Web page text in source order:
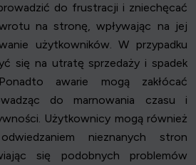
do frustracji i zniechęcać
na stronę, wpływając na jej
użytkowników. W przypadku
się na utratę sprzedaży i spadek
awarie mogą zakłócać
do marnowania czasu i
Użytkownicy mogą również
nieznanych stron
się podobnych problemów